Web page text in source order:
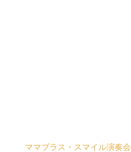
ママブラス・スマイル演奏会